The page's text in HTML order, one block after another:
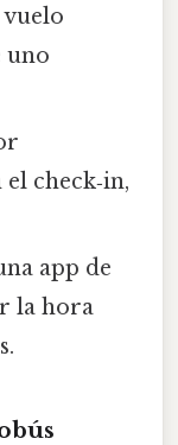
vuelo
uno
check‑in,
app de
la hora